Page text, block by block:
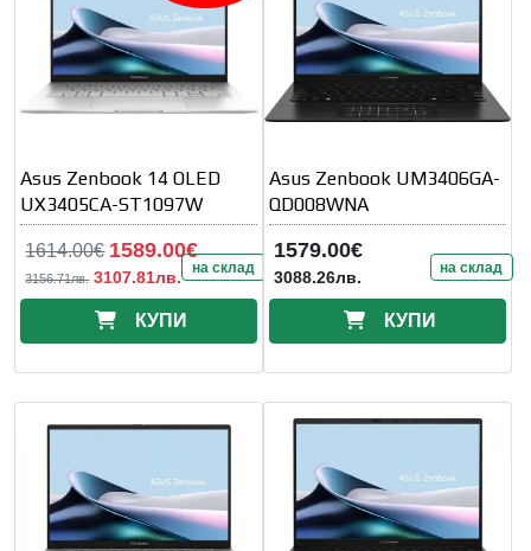
Asus Zenbook 14 OLED
UX3405CA-ST1097W
1614.00€ 1589.00€
3156.71лв. 3107.81лв. на склад
КУПИ
Asus Zenbook UM3406GA-
QD008WNA
1579.00€
3088.26лв. на склад
КУПИ